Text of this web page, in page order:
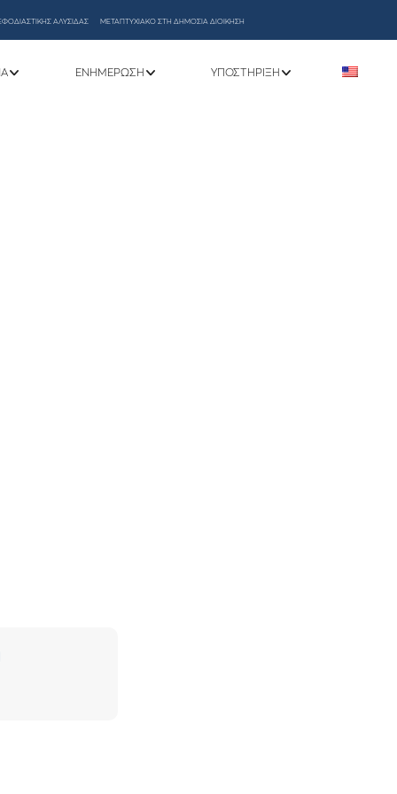
ΑΛΥΣΙΔΑΣ ΜΕΤΑΠΤΥΧΙΑΚΟ ΣΤΗ ΔΗΜΟΣΙΑ ΔΙΟΙΚΗΣΗ
ΕΝΗΜΈΡΩΣΗ ΥΠΟΣΤΉΡΙΞΗ